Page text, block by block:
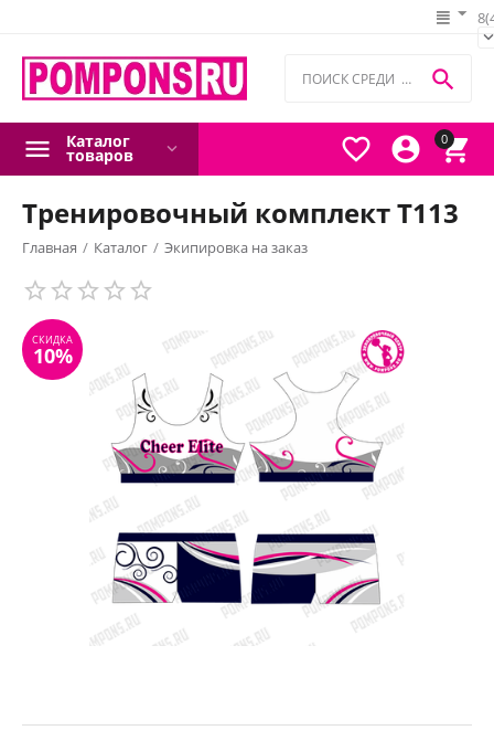
0




Каталог
товаров
Тренировочный комплект Т113
Главная / Каталог / Экипировка на заказ
10%